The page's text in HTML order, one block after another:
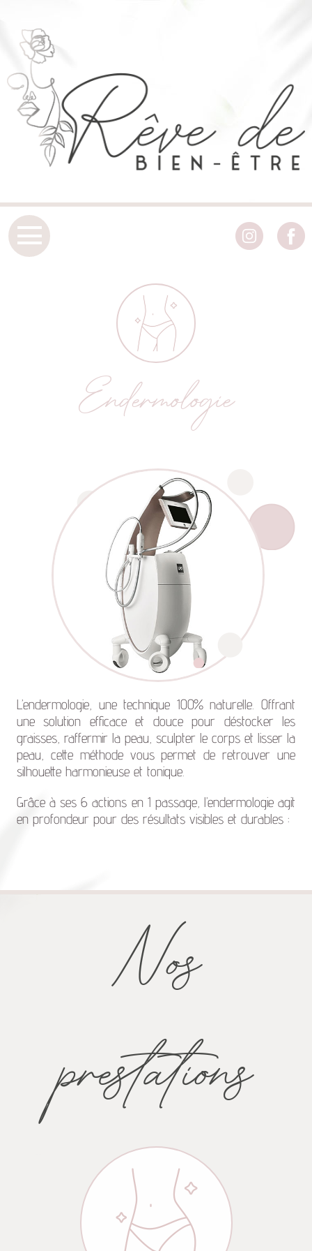
Endermologie
L’endermologie, une technique 100% naturelle. Offrant
une solution efficace et douce pour déstocker les
graisses, raffermir la peau, sculpter le corps et lisser la
peau, cette méthode vous permet de retrouver une
silhouette harmonieuse et tonique.
Grâce à ses 6 actions en 1 passage, l’endermologie agit
en profondeur pour des résultats visibles et durables :
Nos
prestations